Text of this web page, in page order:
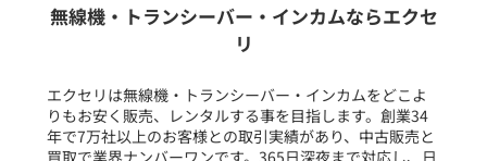
フリーワード入力(製品名等)
選択条件をリセット
無線機・トランシーバー・インカムならエクセ
リ
エクセリは無線機・トランシーバー・インカムをどこよ
りもお安く販売、レンタルする事を目指します。創業34
年で7万社以上のお客様との取引実績があり、中古販売と
買取で業界ナンバーワンです。365日深夜まで対応し、日